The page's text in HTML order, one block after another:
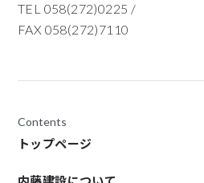
TEL 058(272)0225 /
FAX 058(272)7110
Contents
トップページ